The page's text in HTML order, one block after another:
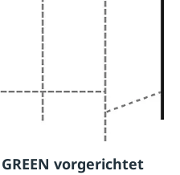
vorgerichtet